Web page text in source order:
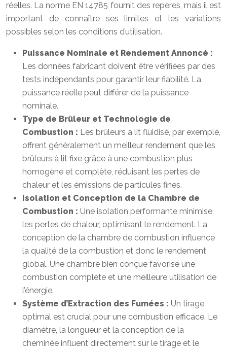
réelles. La norme EN 14785 fournit des repères, mais il est
important de connaître ses limites et les variations
possibles selon les conditions d’utilisation.
Puissance Nominale et Rendement Annoncé :
Les données fabricant doivent être vérifiées par des
tests indépendants pour garantir leur fiabilité. La
puissance réelle peut différer de la puissance
nominale.
Type de Brûleur et Technologie de
Combustion : Les brûleurs à lit fluidisé, par exemple,
offrent généralement un meilleur rendement que les
brûleurs à lit fixe grâce à une combustion plus
homogène et complète, réduisant les pertes de
chaleur et les émissions de particules fines.
Isolation et Conception de la Chambre de
Combustion : Une isolation performante minimise
les pertes de chaleur, optimisant le rendement. La
conception de la chambre de combustion influence
la qualité de la combustion et donc le rendement
global. Une chambre bien conçue favorise une
combustion complète et une meilleure utilisation de
l’énergie.
Système d’Extraction des Fumées : Un tirage
optimal est crucial pour une combustion efficace. Le
diamètre, la longueur et la conception de la
cheminée influent directement sur le tirage et le